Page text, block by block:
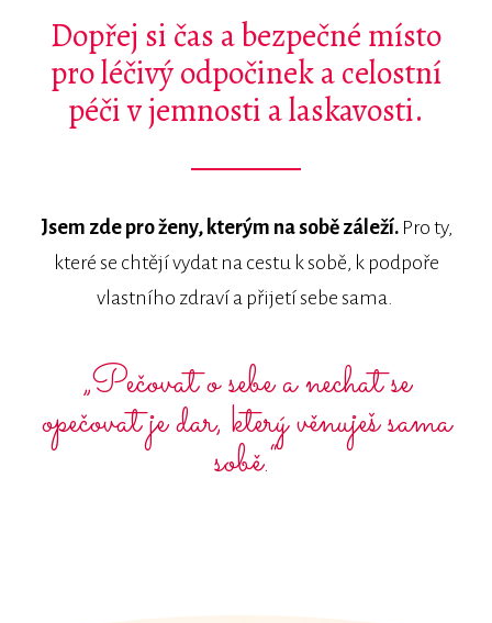
Dopřej si čas a bezpečné místo
pro léčivý odpočinek a celostní
péči v jemnosti a laskavosti.
Jsem zde pro ženy, kterým na sobě záleží. Pro ty,
které se chtějí vydat na cestu k sobě, k podpoře
vlastního zdraví a přijetí sebe sama.
„Pečovat o sebe a nechat se
opečovat je dar, který věnuješ sama
sobě.“